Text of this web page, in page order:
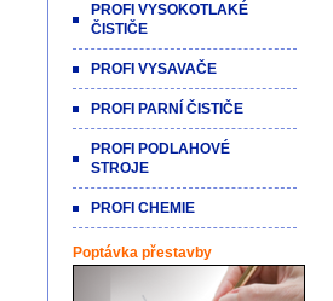
PROFI VYSOKOTLAKÉ
ČISTIČE
PROFI VYSAVAČE
PROFI PARNÍ ČISTIČE
PROFI PODLAHOVÉ
STROJE
PROFI CHEMIE
Poptávka přestavby